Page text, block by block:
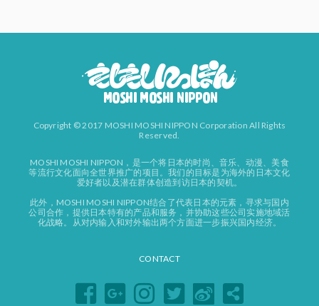
Copyright © 2017 MOSHI MOSHI NIPPON Corporation All Rights
Reserved.
MOSHI MOSHI NIPPON，是一个将日本的时尚、音乐、动漫、美食
等流行文化面向全世界推广的项目。我们的目标是为海外的日本文化
爱好者以及潜在群体创造到访日本的契机。
此外，MOSHI MOSHI NIPPON结合了代表日本的元素，寻求与国内
公司合作，提供日本特有的产品和服务，并协助这些公司实施地域活
化战略。从对内输入和对外输出两个方面进一步振兴国内经济。
CONTACT